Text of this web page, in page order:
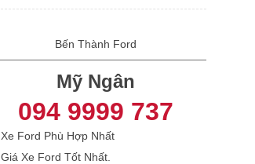
Bến Thành Ford
Mỹ Ngân
094 9999 737
Xe Ford Phù Hợp Nhất
Giá Xe Ford Tốt Nhất.